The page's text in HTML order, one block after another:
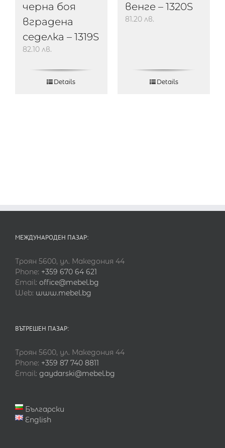
черна боя
вградена
седелка – 1319S
82.10 лв.
Details
венге – 1320S
81.20 лв.
Details
МЕЖДУНАРОДЕН ПАЗАР:
Троян 5600, ул. Македония 44
Phone: +359 670 64 621
Email: office@mebel.bg
Web: www.mebel.bg
ВЪТРЕШЕН ПАЗАР:
Троян 5600, ул. Македония 44
Phone: +359 87 740 8811
Email: gaydarski@mebel.bg
Български
English